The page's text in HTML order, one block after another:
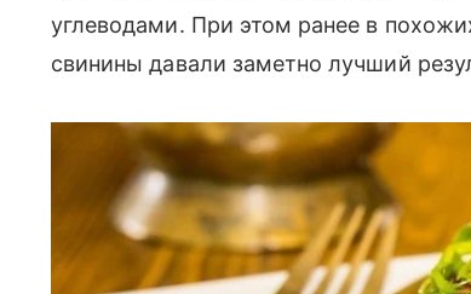
углеводами. При этом ранее в
свинины давали заметно лучший